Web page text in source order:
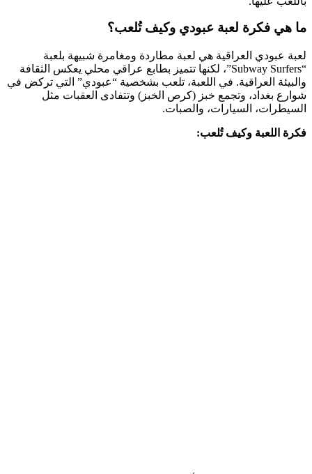
ما هي فكرة لعبة عبودي وكيف تُلعب؟
لعبة عبودي العراقية هي لعبة مطاردة ومغامرة شبيهة بلعبة
“Subway Surfers”، لكنها تتميز بطابع عراقي محلي يعكس الثقافة
والبيئة العراقية. في اللعبة، تلعب بشخصية “عبودي” التي تركض في
شوارع بغداد، وتجمع خبز (كرص الخبز) وتتفادى العقبات مثل
السيطرات، السيارات، والصبات.
فكرة اللعبة وكيف تُلعب: